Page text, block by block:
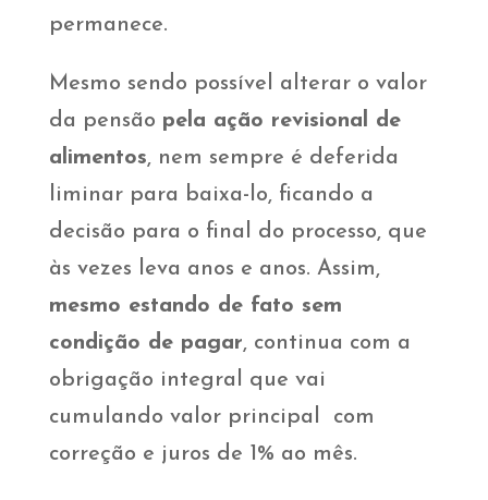
permanece.
Mesmo sendo possível alterar o valor
da pensão pela ação revisional de
alimentos, nem sempre é deferida
liminar para baixa-lo, ficando a
decisão para o final do processo, que
às vezes leva anos e anos. Assim,
mesmo estando de fato sem
condição de pagar, continua com a
obrigação integral que vai
cumulando valor principal com
correção e juros de 1% ao mês.